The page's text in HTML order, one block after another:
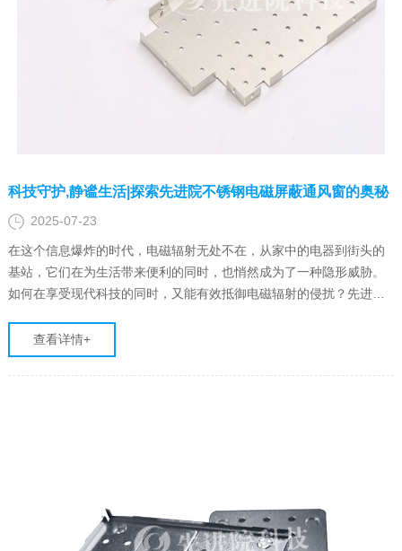
科技守护,静谧生活|探索先进院不锈钢电磁屏蔽通风窗的奥秘
2025-07-23
在这个信息爆炸的时代，电磁辐射无处不在，从家中的电器到街头的
基站，它们在为生活带来便利的同时，也悄然成为了一种隐形威胁。
如何在享受现代科技的同时，又能有效抵御电磁辐射的侵扰？先进
不锈钢电磁屏蔽通风窗。这不仅是一款产品，更是对高品质生活追求
的回应，是对未来家居环……
查看详情+